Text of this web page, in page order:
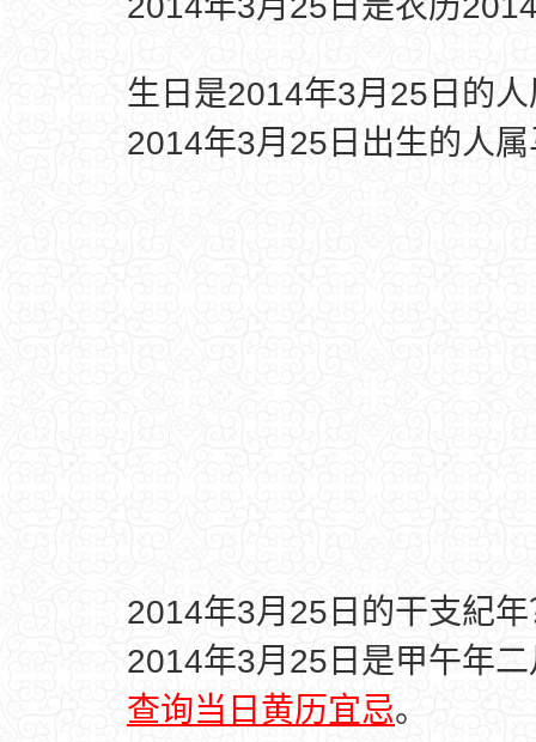
生日是2014年3月25日的
2014年3月25日出生的人
2014年3月25日的干支紀年
2014年3月25日是甲午年
查询当日黄历宜忌。